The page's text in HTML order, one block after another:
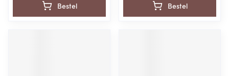
Bestel Bestel